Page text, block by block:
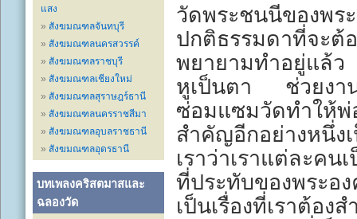
แสง
สังฆมณฑลจันทบุรี
สังฆมณฑลนครสวรรค์
สังฆมณฑลราชบุรี
สังฆมณฑลเชียงใหม่
สังฆมณฑลสุราษฎร์ธานี
สังฆมณฑลนครราชสีมา
สังฆมณฑลอุบลราชธานี
สังฆมณฑลอุดรธานี
บทเพลงคริสตมาสและ
ฉลองวัด
วัดพระชนนีของพระ
ปกติธรรมดาที่จ
พยายามทำอยู่แล้
หูเป็นตา ช่วยงาน
ซ่อมแซมวัดทำให้
สำคัญอีกอย่างหนึ่
เราว่าเราแต่ละค
ที่ประทับของพระอ
เป็นเรื่องที่เราต้อ